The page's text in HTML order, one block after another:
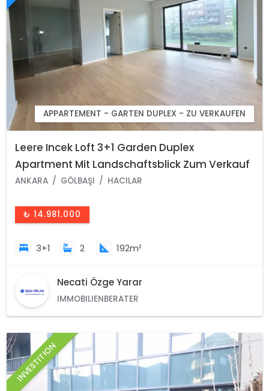
APPARTEMENT - GARTEN DUPLEX - ZU VERKAUFEN
Leere Incek Loft 3+1 Garden Duplex
Apartment Mit Landschaftsblick Zum Verkauf
In Gölbaşı - Ankara -Turkey
ANKARA GÖLBAŞI HACILAR
₺ 14.981.000
3+1 2 192m²
Necati Özge Yarar
IMMOBILIENBERATER
INVESTITION